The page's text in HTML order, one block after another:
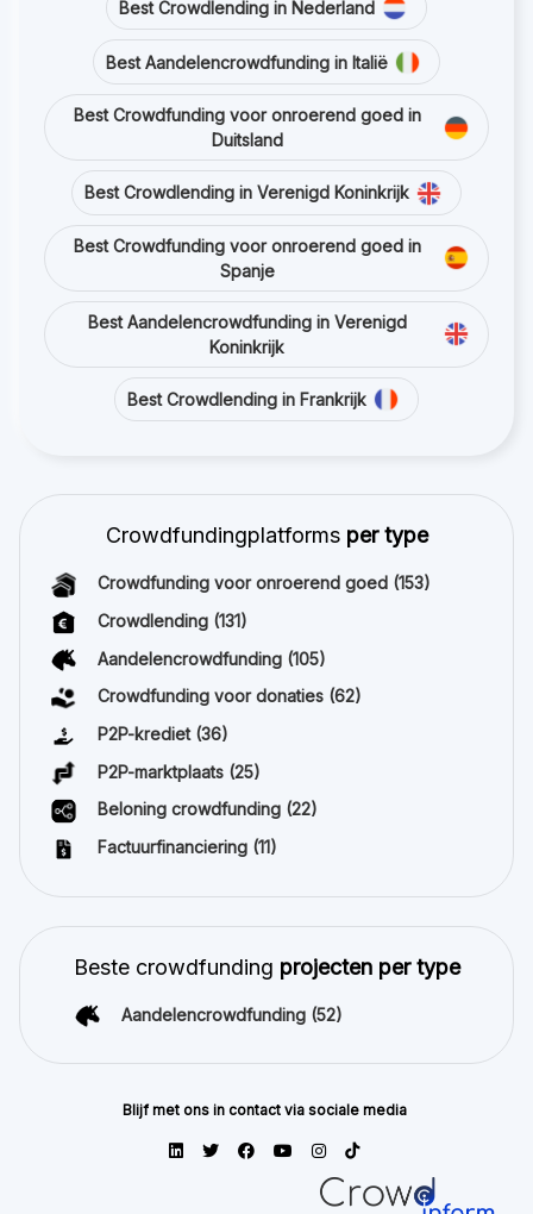
Best Crowdlending in Nederland
Best Aandelencrowdfunding in Italië
Best Crowdfunding voor onroerend goed in
Duitsland
Best Crowdlending in Verenigd Koninkrijk
Best Crowdfunding voor onroerend goed in
Spanje
Best Aandelencrowdfunding in Verenigd
Koninkrijk
Best Crowdlending in Frankrijk
Crowdfundingplatforms per type
Crowdfunding voor onroerend goed (153)
Crowdlending (131)
Aandelencrowdfunding (105)
Crowdfunding voor donaties (62)
P2P-krediet (36)
P2P-marktplaats (25)
Beloning crowdfunding (22)
Factuurfinanciering (11)
Beste crowdfunding projecten per type
Aandelencrowdfunding (52)
Blijf met ons in contact via sociale media